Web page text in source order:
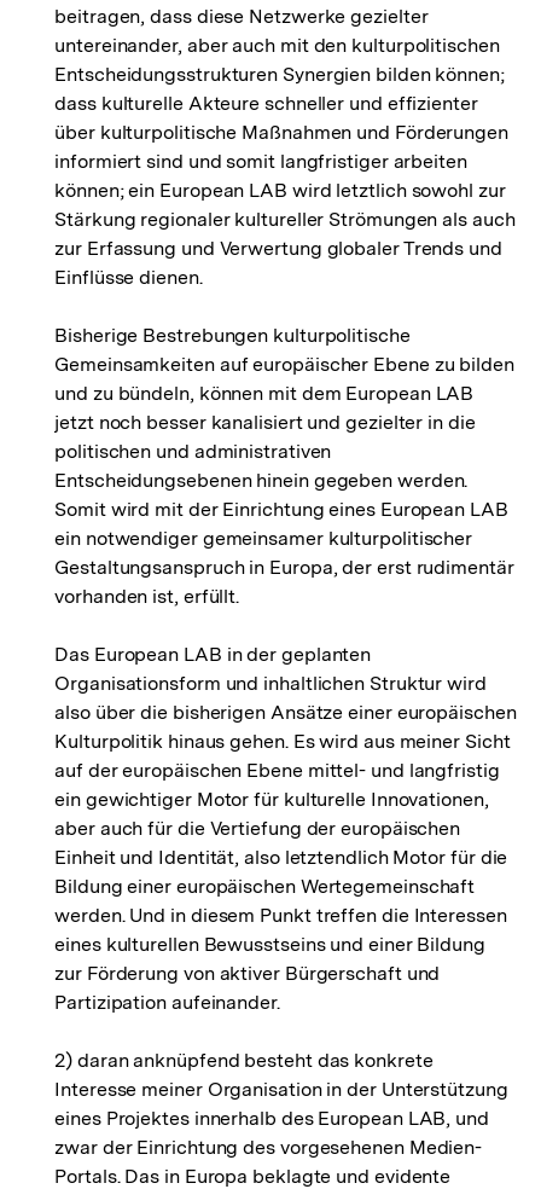
beitragen, dass diese Netzwerke gezielter
untereinander, aber auch mit den kulturpolitischen
Entscheidungsstrukturen Synergien bilden können;
dass kulturelle Akteure schneller und effizienter
über kulturpolitische Maßnahmen und Förderungen
informiert sind und somit langfristiger arbeiten
können; ein European LAB wird letztlich sowohl zur
Stärkung regionaler kultureller Strömungen als auch
zur Erfassung und Verwertung globaler Trends und
Einflüsse dienen.
Bisherige Bestrebungen kulturpolitische
Gemeinsamkeiten auf europäischer Ebene zu bilden
und zu bündeln, können mit dem European LAB
jetzt noch besser kanalisiert und gezielter in die
politischen und administrativen
Entscheidungsebenen hinein gegeben werden.
Somit wird mit der Einrichtung eines European LAB
ein notwendiger gemeinsamer kulturpolitischer
Gestaltungsanspruch in Europa, der erst rudimentär
vorhanden ist, erfüllt.
Das European LAB in der geplanten
Organisationsform und inhaltlichen Struktur wird
also über die bisherigen Ansätze einer europäischen
Kulturpolitik hinaus gehen. Es wird aus meiner Sicht
auf der europäischen Ebene mittel- und langfristig
ein gewichtiger Motor für kulturelle Innovationen,
aber auch für die Vertiefung der europäischen
Einheit und Identität, also letztendlich Motor für die
Bildung einer europäischen Wertegemeinschaft
werden. Und in diesem Punkt treffen die Interessen
eines kulturellen Bewusstseins und einer Bildung
zur Förderung von aktiver Bürgerschaft und
Partizipation aufeinander.
2) daran anknüpfend besteht das konkrete
Interesse meiner Organisation in der Unterstützung
eines Projektes innerhalb des European LAB, und
zwar der Einrichtung des vorgesehenen Medien-
Portals. Das in Europa beklagte und evidente